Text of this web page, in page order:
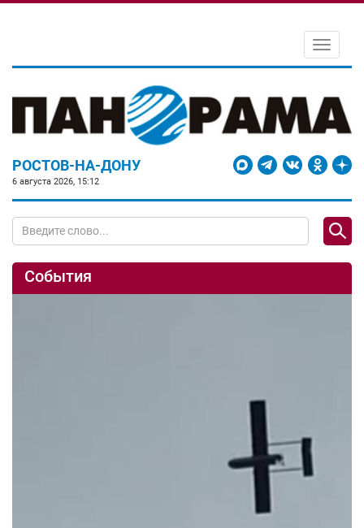
Toggle
РОСТОВ-НА-ДОНУ
6 августа 2026, 15:12
События